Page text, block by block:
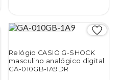
Relógio CASIO G-SHOCK
masculino analógico digital
GA-010GB-1A9DR